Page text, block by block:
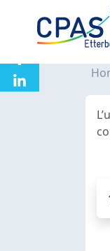
Aller au contenu